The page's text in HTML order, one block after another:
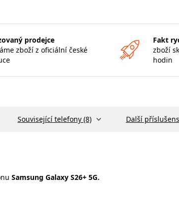
prodejce
zboží z oficiální české
Fakt
zboží
hodin
Související telefony (8) Další
Samsung Galaxy S26+ 5G.